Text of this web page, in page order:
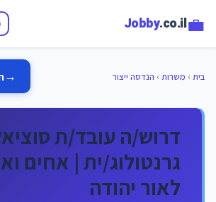
💼
Jobby.co.il
בית › משרות › הנדסה ייצור →
דרוש/ה עובד/ת
גרנטולוג/ית | אחים
לאור יהודה